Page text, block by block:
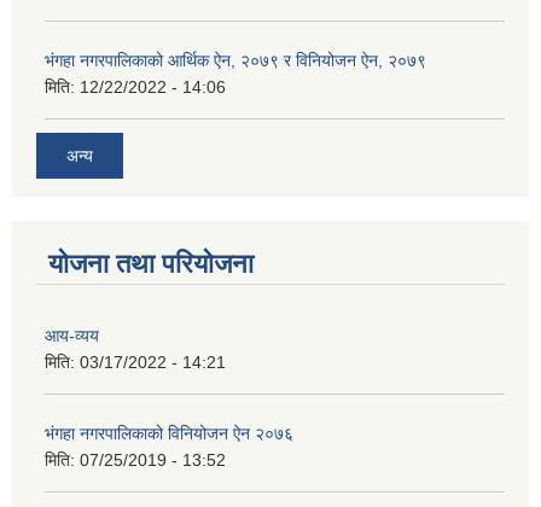
भंगहा नगरपालिकाको आर्थिक ऐन, २०७९ र विनियोजन ऐन, २०७९
मिति: 12/22/2022 - 14:06
अन्य
योजना तथा परियोजना
आय-व्यय
मिति: 03/17/2022 - 14:21
भंगहा नगरपालिकाको विनियोजन ऐन २०७६
मिति: 07/25/2019 - 13:52